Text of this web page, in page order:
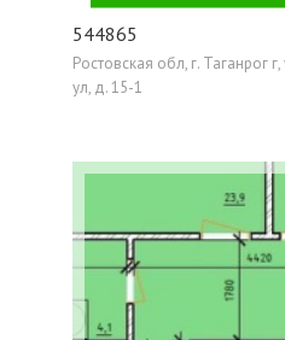
544865
Ростовская обл, г. Таганрог
ул, д. 15-1